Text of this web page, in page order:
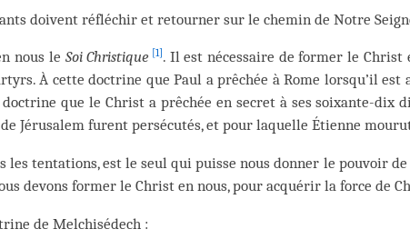
doivent réfléchir et retourner sur le chemin de Notre
nous le Soi Christique [1] . Il est nécessaire de former le
À cette doctrine que Paul a prêchée à Rome lorsqu’il est
que le Christ a prêchée en secret à ses soixante-dix
Jérusalem furent persécutés, et pour laquelle Étienne
les tentations, est le seul qui puisse nous donner le pouvoir
devons former le Christ en nous, pour acquérir la force de
de Melchisédech :